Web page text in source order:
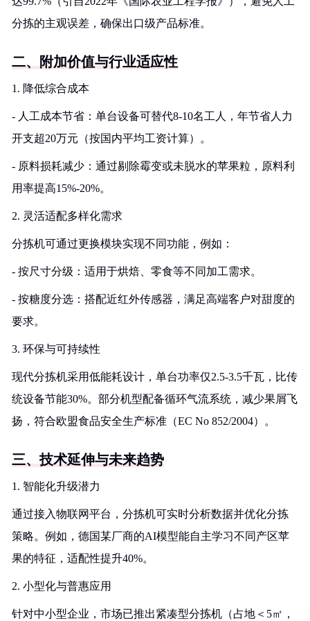
分拣的主观误差，确保出口级产品标准。
二、附加价值与行业适应性
1. 降低综合成本
- 人工成本节省：单台设备可替代8-10名工人，年节省人力
开支超20万元（按国内平均工资计算）。
- 原料损耗减少：通过剔除霉变或未脱水的苹果粒，原料利
用率提高15%-20%。
2. 灵活适配多样化需求
分拣机可通过更换模块实现不同功能，例如：
- 按尺寸分级：适用于烘焙、零食等不同加工需求。
- 按糖度分选：搭配近红外传感器，满足高端客户对甜度的
要求。
3. 环保与可持续性
现代分拣机采用低能耗设计，单台功率仅2.5-3.5千瓦，比传
统设备节能30%。部分机型配备循环气流系统，减少果屑飞
扬，符合欧盟食品安全生产标准（EC No 852/2004）。
三、技术延伸与未来趋势
1. 智能化升级潜力
通过接入物联网平台，分拣机可实时分析数据并优化分拣
策略。例如，德国某厂商的AI模型能自主学习不同产区苹
果的特征，适配性提升40%。
2. 小型化与普惠应用
针对中小型企业，市场已推出紧凑型分拣机（占地＜5㎡，